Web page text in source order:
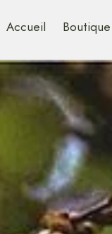
Accueil Boutique